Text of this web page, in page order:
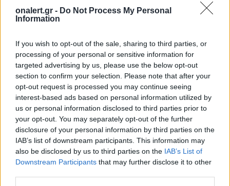
onalert.gr - Do Not Process My Personal
Information
If you wish to opt-out of the sale, sharing to third parties, or
processing of your personal or sensitive information for
targeted advertising by us, please use the below opt-out
section to confirm your selection. Please note that after your
opt-out request is processed you may continue seeing
interest-based ads based on personal information utilized by
us or personal information disclosed to third parties prior to
your opt-out. You may separately opt-out of the further
disclosure of your personal information by third parties on the
IAB’s list of downstream participants. This information may
also be disclosed by us to third parties on the IAB’s List of
Downstream Participants that may further disclose it to other
22 ΣΕΠ. 2024, 14:25